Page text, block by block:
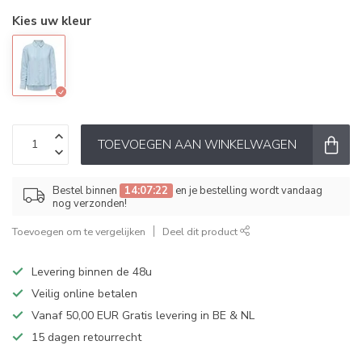
Kies uw kleur
TOEVOEGEN AAN WINKELWAGEN
Bestel binnen 14:07:22
en je bestelling wordt vandaag
nog verzonden!
Toevoegen om te vergelijken Deel dit product
Levering binnen de 48u
Veilig online betalen
Vanaf 50,00 EUR Gratis levering in BE & NL
15 dagen retourrecht